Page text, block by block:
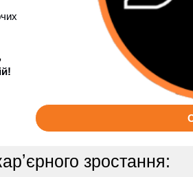
зростання: